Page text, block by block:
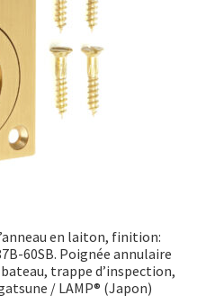
en laiton, finition:
60SB. Poignée annulaire
trappe d’inspection,
/ LAMP® (Japon)